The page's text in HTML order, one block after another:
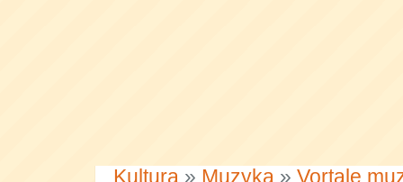
Kultura » Muzyka » Vortale